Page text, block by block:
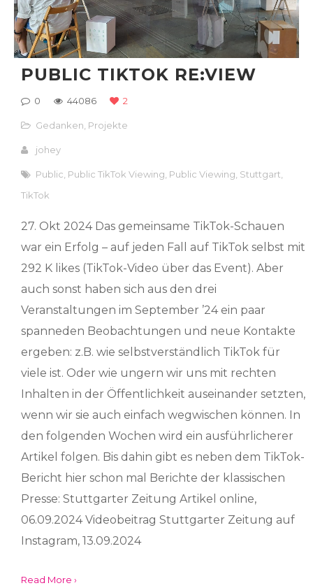
PUBLIC TIKTOK RE:VIEW
0 44086 2
Gedanken Projekte
johey
Public Public TikTok Viewing Public Viewing Stuttgart
TikTok
27. Okt 2024 Das gemeinsame TikTok-Schauen
war ein Erfolg – auf jeden Fall auf TikTok selbst mit
292 K likes (TikTok-Video über das Event). Aber
auch sonst haben sich aus den drei
Veranstaltungen im September ’24 ein paar
spanneden Beobachtungen und neue Kontakte
ergeben: z.B. wie selbstverständlich TikTok für
viele ist. Oder wie ungern wir uns mit rechten
Inhalten in der Öffentlichkeit auseinander setzten,
wenn wir sie auch einfach wegwischen können. In
den folgenden Wochen wird ein ausführlicherer
Artikel folgen. Bis dahin gibt es neben dem TikTok-
Bericht hier schon mal Berichte der klassischen
Presse: Stuttgarter Zeitung Artikel online,
06.09.2024 Videobeitrag Stuttgarter Zeitung auf
Instagram, 13.09.2024
Read More ›